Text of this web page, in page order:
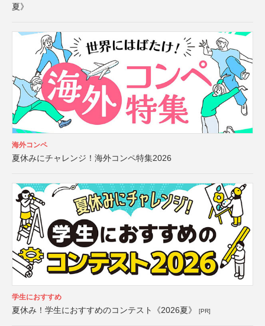
夏》
海外コンペ
夏休みにチャレンジ！海外コンペ特集2026
学生におすすめ
夏休み！学生におすすめのコンテスト《2026夏》 [PR]